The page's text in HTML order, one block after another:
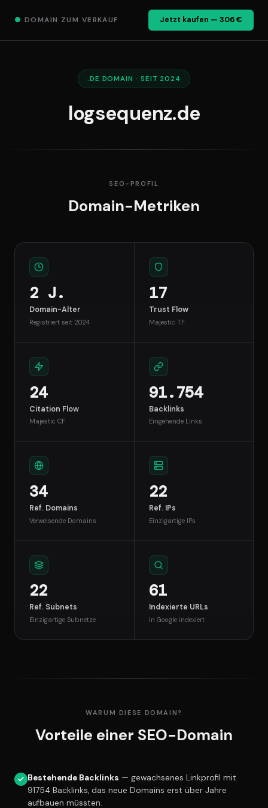
● DOMAIN ZUM VERKAUF Jetzt kaufen — 306 €
.DE DOMAIN · SEIT 2024
logsequenz.de
SEO-PROFIL
Domain-Metriken
2 J.
Domain-Alter
Registriert seit 2024
17
Trust Flow
Majestic TF
24
Citation Flow
Majestic CF
91.754
Backlinks
Eingehende Links
34
Ref. Domains
Verweisende Domains
22
Ref. IPs
Einzigartige IPs
22
Ref. Subnets
Einzigartige Subnetze
61
Indexierte URLs
In Google indexiert
WARUM DIESE DOMAIN?
Vorteile einer SEO-Domain
Bestehende Backlinks — gewachsenes Linkprofil mit
91754 Backlinks, das neue Domains erst über Jahre
aufbauen müssten.